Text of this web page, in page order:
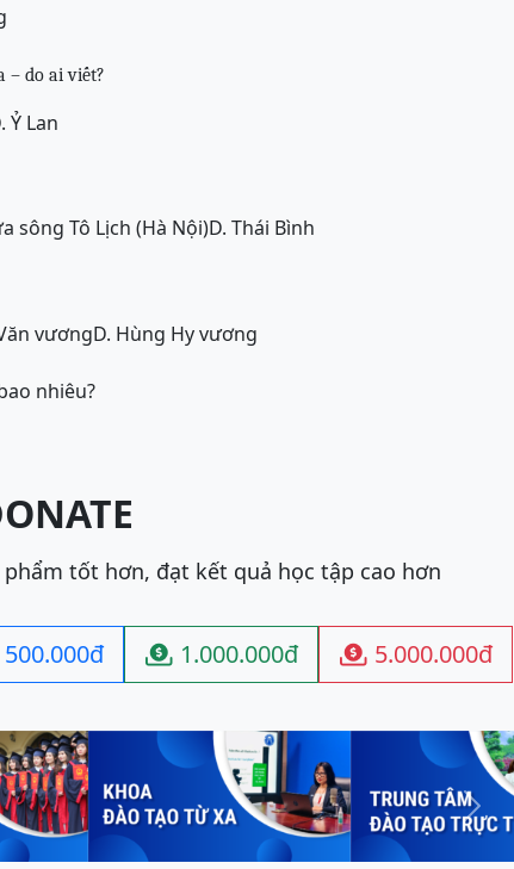
– do ai viết?
Ỷ Lan
sông Tô Lịch (Hà Nội)D. Thái Bình
vươngD. Hùng Hy vương
nhiêu?
tốt hơn, đạt kết quả học tập cao hơn
500.000đ  1.000.000đ  5.000.000đ
Next